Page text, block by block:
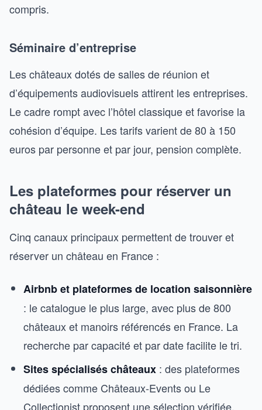
compris.
Séminaire d’entreprise
Les châteaux dotés de salles de réunion et
d’équipements audiovisuels attirent les entreprises.
Le cadre rompt avec l’hôtel classique et favorise la
cohésion d’équipe. Les tarifs varient de 80 à 150
euros par personne et par jour, pension complète.
Les plateformes pour réserver un
château le week-end
Cinq canaux principaux permettent de trouver et
réserver un château en France :
Airbnb et plateformes de location saisonnière
: le catalogue le plus large, avec plus de 800
châteaux et manoirs référencés en France. La
recherche par capacité et par date facilite le tri.
Sites spécialisés châteaux : des plateformes
dédiées comme Châteaux-Events ou Le
Collectionist proposent une sélection vérifiée,